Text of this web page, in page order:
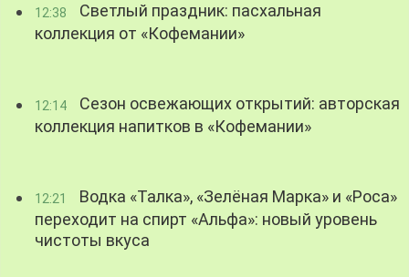
12:38
Светлый праздник: пасхальная
коллекция от «Кофемании»
12:14
Сезон освежающих открытий: авторская
коллекция напитков в «Кофемании»
12:21
Водка «Талка», «Зелёная Марка» и «Роса»
переходит на спирт «Альфа»: новый уровень
чистоты вкуса